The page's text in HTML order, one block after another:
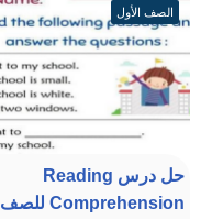
الصف الأول
حل درس Reading
Comprehension للصف